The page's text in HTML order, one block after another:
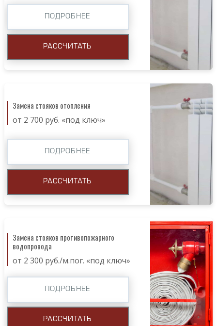
ПОДРОБНЕЕ
РАССЧИТАТЬ
Замена стояков отопления
от 2 700 руб. «под ключ»
ПОДРОБНЕЕ
РАССЧИТАТЬ
Замена стояков противопожарного
водопровода
от 2 300 руб./м.пог. «под ключ»
ПОДРОБНЕЕ
РАССЧИТАТЬ